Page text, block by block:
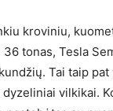
kroviniu,
tonas, Tesla
Tai taip pat
vilkikai.